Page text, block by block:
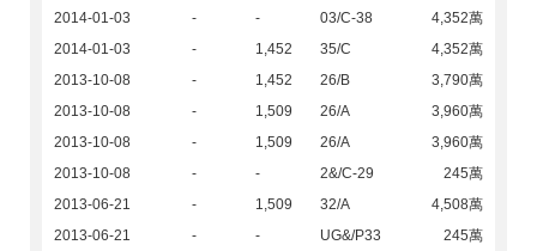
2014-01-03
- - 03/C-38
4,352萬
2014-01-03
- 1,452 35/C
4,352萬
2013-10-08
- 1,452 26/B
3,790萬
2013-10-08
- 1,509 26/A
3,960萬
2013-10-08
- 1,509 26/A
3,960萬
2013-10-08
- - 2&/C-29
245萬
2013-06-21
- 1,509 32/A
4,508萬
2013-06-21
- - UG&/P33
245萬